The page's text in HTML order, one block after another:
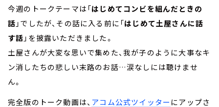
今週のトークテーマは「はじめてコンビを組んだときの
話 」でしたが、その話に入る前に「はじめて土屋さんに話
す話 」を披露いただきました。
土屋さんが大変な思いで集めた、我が子のように大事なキ
ン消したちの悲しい末路のお話…涙なしには聴けませ
ん。
完全版のトーク動画は、 アコム公式ツイッター にアップさ